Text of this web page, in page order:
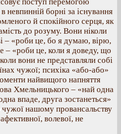
невпинній борні за існування
й спокійного серця, як
до розуму. Вони ніколи
– «роби це, бо я думаю, вірю,
– «роби це, коли я доведу, що
вони не представляли собі
чужої; психіка «або-або»
найвищого напняття
Хмельницького – «най одна
впаде, друга зостанеться»
чужої нашому провансальству
волевої, не